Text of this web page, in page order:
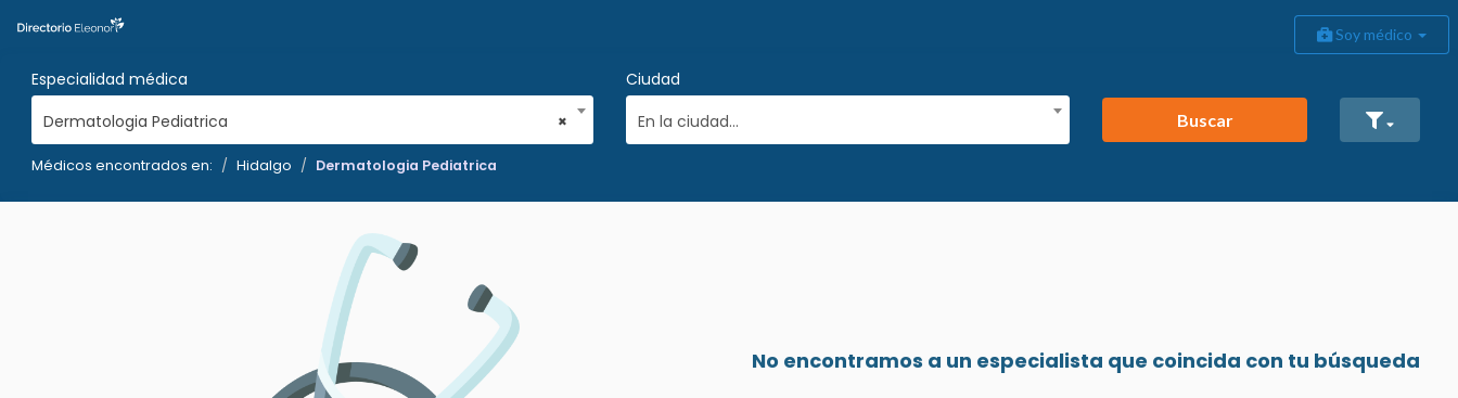
Soy médico
Especialidad médica
×
Dermatologia Pediatrica
Ciudad
En la ciudad...
Buscar
Médicos encontrados en: Hidalgo Dermatologia Pediatrica
No encontramos a un especialista que coincida con tu búsqueda